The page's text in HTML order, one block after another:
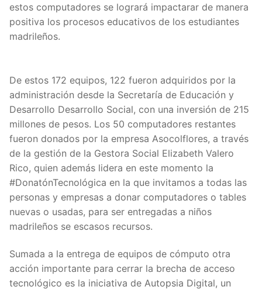
estos computadores se logrará impactarar de manera
positiva los procesos educativos de los estudiantes
madrileños.
De estos 172 equipos, 122 fueron adquiridos por la
administración desde la Secretaría de Educación y
Desarrollo Desarrollo Social, con una inversión de 215
millones de pesos. Los 50 computadores restantes
fueron donados por la empresa Asocolflores, a través
de la gestión de la Gestora Social Elizabeth Valero
Rico, quien además lidera en este momento la
#DonatónTecnológica en la que invitamos a todas las
personas y empresas a donar computadores o tables
nuevas o usadas, para ser entregadas a niños
madrileños se escasos recursos.
Sumada a la entrega de equipos de cómputo otra
acción importante para cerrar la brecha de acceso
tecnológico es la iniciativa de Autopsia Digital, un